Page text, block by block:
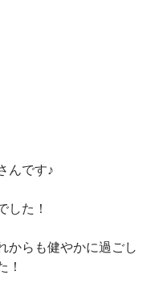
んです♪
した！
からも健やかに過ごし
！